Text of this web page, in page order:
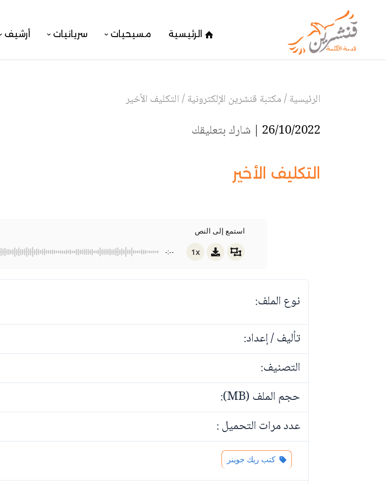
الرئيسية مسيحيات سريانيات أرشيف
الرئيسية/مكتبة قنشرين الإلكترونية/التكليف الأخير
26/10/2022 | شارك بتعليقك
التكليف الأخير
استمع إلى النص
-:-- 1x
نوع الملف:
تأليف / إعداد:
التصنيف:
حجم الملف (MB):
عدد مرات التحميل :
كتب ريك جوينر